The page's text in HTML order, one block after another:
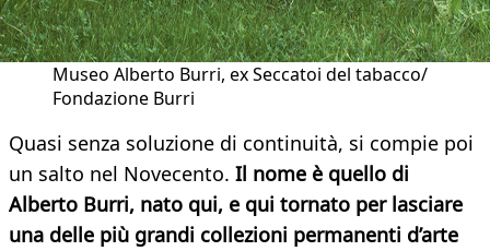
Museo Alberto Burri, ex Seccatoi del tabacco/
Fondazione Burri
Quasi senza soluzione di continuità, si compie poi
un salto nel Novecento. Il nome è quello di
Alberto Burri, nato qui, e qui tornato per lasciare
una delle più grandi collezioni permanenti d’arte